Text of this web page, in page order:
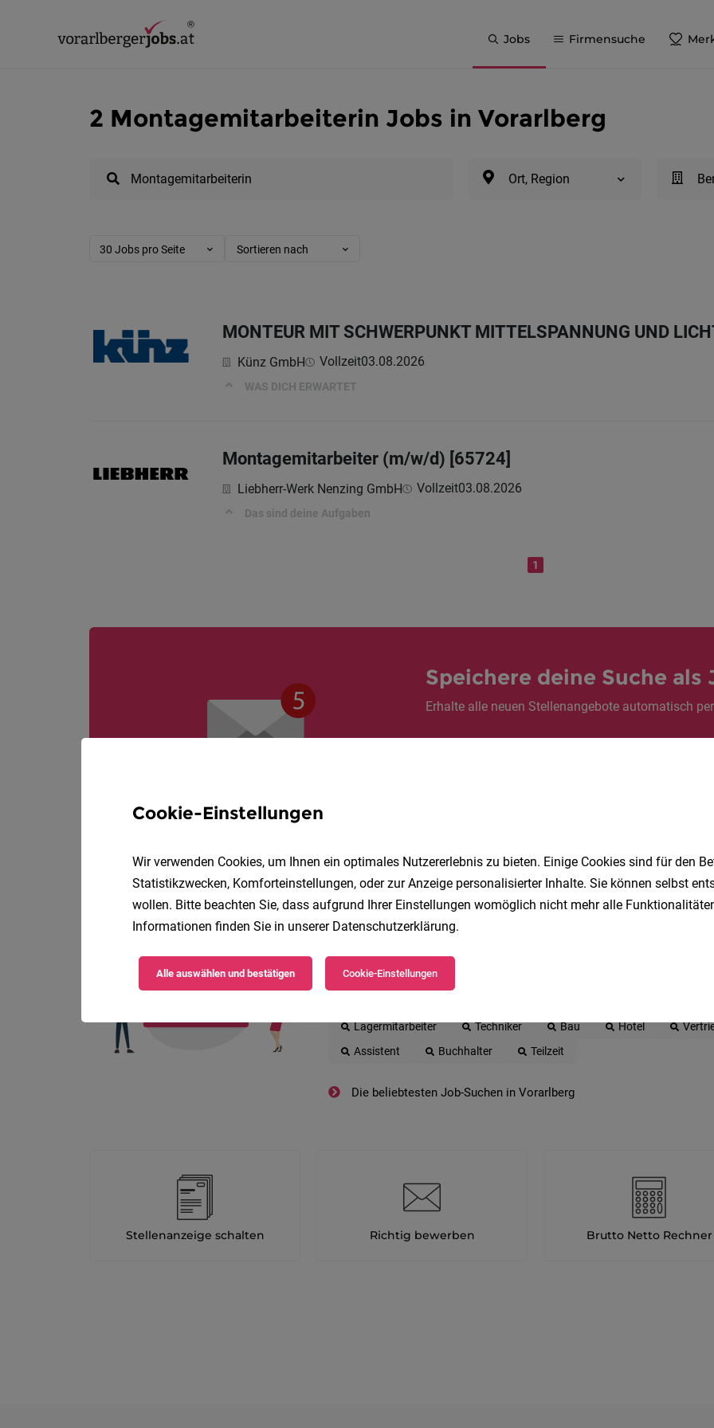
Jobs Firmensuche
2 Montagemitarbeiterin Jobs in Vorarlberg
Ort, Region
30 Jobs pro Seite Sortieren nach
MONTEUR MIT SCHWERPUNKT MITTELSPANNUNG UND
Künz GmbH Vollzeit03.08.2026
WAS DICH ERWARTET
Montagemitarbeiter (m/w/d) [65724]
Liebherr-Werk Nenzing GmbH Vollzeit03.08.2026
Das sind deine Aufgaben
1
Speichere deine Suche als
Erhalte alle neuen Stellenangebote automatisch
Die beliebtesten Jobs in Vorarlberg
Lagermitarbeiter
Techniker Bau Hotel
Assistent
Buchhalter Teilzeit
Die beliebtesten Job-Suchen in Vorarlberg
Stellenanzeige schalten Richtig bewerben Brutto Netto Rechner
Cookie-Einstellungen
Wir verwenden Cookies, um Ihnen ein optimales Nutzererlebnis zu bieten. Einige Cookies sind für den
Statistikzwecken, Komforteinstellungen, oder zur Anzeige personalisierter Inhalte. Sie können selbst
wollen. Bitte beachten Sie, dass aufgrund Ihrer Einstellungen womöglich nicht mehr alle
Informationen finden Sie in unserer Datenschutzerklärung.
Alle auswählen und bestätigen Cookie-Einstellungen